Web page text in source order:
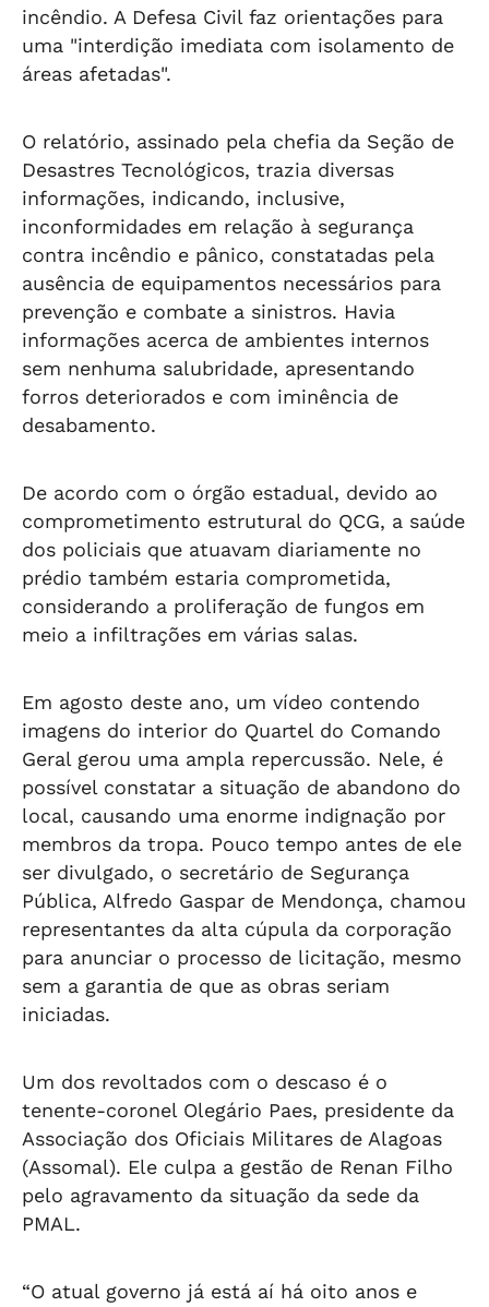
incêndio. A Defesa Civil faz orientações para
uma "interdição imediata com isolamento de
áreas afetadas".
O relatório, assinado pela chefia da Seção de
Desastres Tecnológicos, trazia diversas
informações, indicando, inclusive,
inconformidades em relação à segurança
contra incêndio e pânico, constatadas pela
ausência de equipamentos necessários para
prevenção e combate a sinistros. Havia
informações acerca de ambientes internos
sem nenhuma salubridade, apresentando
forros deteriorados e com iminência de
desabamento.
De acordo com o órgão estadual, devido ao
comprometimento estrutural do QCG, a saúde
dos policiais que atuavam diariamente no
prédio também estaria comprometida,
considerando a proliferação de fungos em
meio a infiltrações em várias salas.
Em agosto deste ano, um vídeo contendo
imagens do interior do Quartel do Comando
Geral gerou uma ampla repercussão. Nele, é
possível constatar a situação de abandono do
local, causando uma enorme indignação por
membros da tropa. Pouco tempo antes de ele
ser divulgado, o secretário de Segurança
Pública, Alfredo Gaspar de Mendonça, chamou
representantes da alta cúpula da corporação
para anunciar o processo de licitação, mesmo
sem a garantia de que as obras seriam
iniciadas.
Um dos revoltados com o descaso é o
tenente-coronel Olegário Paes, presidente da
Associação dos Oficiais Militares de Alagoas
(Assomal). Ele culpa a gestão de Renan Filho
pelo agravamento da situação da sede da
PMAL.
“O atual governo já está aí há oito anos e